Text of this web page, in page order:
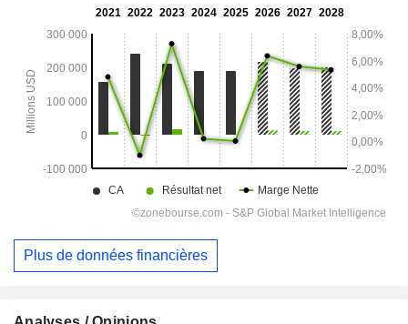
Plus de données financières